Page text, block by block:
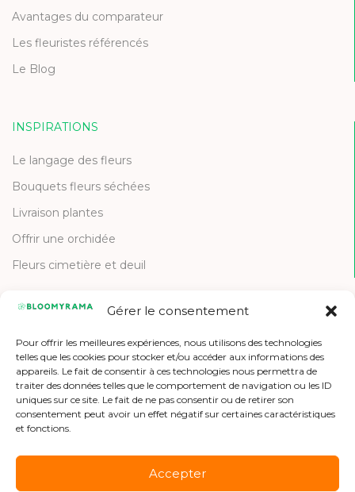
Gérer le consentement
Pour offrir les meilleures expériences, nous utilisons des technologies
telles que les cookies pour stocker et/ou accéder aux informations des
appareils. Le fait de consentir à ces technologies nous permettra de
traiter des données telles que le comportement de navigation ou les ID
uniques sur ce site. Le fait de ne pas consentir ou de retirer son
consentement peut avoir un effet négatif sur certaines caractéristiques
et fonctions.
Accepter
Avantages du comparateur
Les fleuristes référencés
Le Blog
INSPIRATIONS
Le langage des fleurs
Bouquets fleurs séchées
Livraison plantes
Offrir une orchidée
Fleurs cimetière et deuil
Contactez-nous
Etre référencé
Offres d'emploi